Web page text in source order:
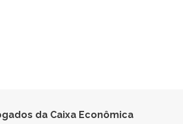
da Caixa Econômica